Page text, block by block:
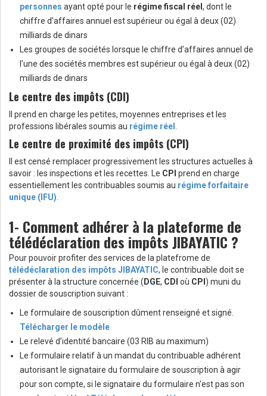
personnes ayant opté pour le régime fiscal réel , dont le
chiffre d’affaires annuel est supérieur ou égal à deux (02)
milliards de dinars
Les groupes de sociétés lorsque le chiffre d’affaires annuel de
l’une des sociétés membres est supérieur ou égal à deux (02)
milliards de dinars
Le centre des impôts (CDI)
Il prend en charge les petites, moyennes entreprises et les
professions libérales soumis au régime réel
Le centre de proximité des impôts (CPI)
Il est censé remplacer progressivement les structures actuelles à
savoir : les inspections et les recettes. Le CPI prend en charge
essentiellement les contribuables soumis au régime forfaitaire
unique (IFU)
1- Comment adhérer à la plateforme de
télédéclaration des impôts JIBAYATIC ?
Pour pouvoir profiter des services de la platefrome de
télédéclaration des impôts JIBAYATIC, le contribuable doit se
présenter à la structure concernée ( DGE, CDI où CPI ) muni du
dossier de souscription suivant :
Le formulaire de souscription dûment renseigné et signé.
Télécharger le modèle
Le relevé d’identité bancaire (03 RIB au maximum)
Le formulaire relatif à un mandat du contribuable adhérent
autorisant le signataire du formulaire de souscription à agir
pour son compte, si le signataire du formulaire n'est pas son